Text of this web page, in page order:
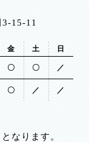
15-11
金 土 日
〇 〇 ／
〇 ／ ／
なります。